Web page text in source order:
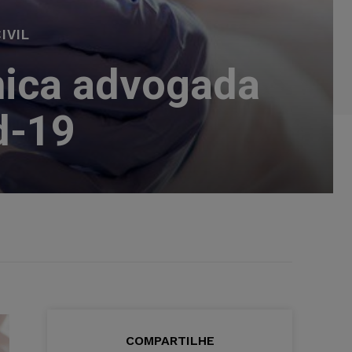
advogada
19
COMPARTILHE